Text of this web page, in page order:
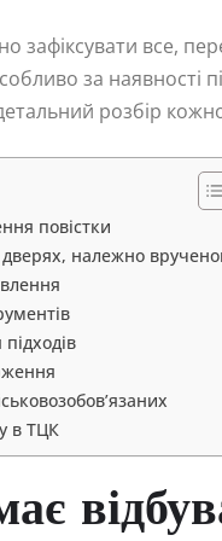
зафіксувати все,
за наявності
розбір
повістки
належно
в ТЦК